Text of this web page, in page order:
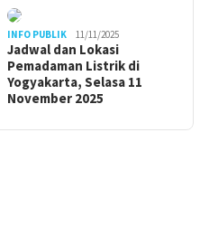
INFO PUBLIK 11/11/2025
Jadwal dan Lokasi
Pemadaman Listrik di
Yogyakarta, Selasa 11
November 2025